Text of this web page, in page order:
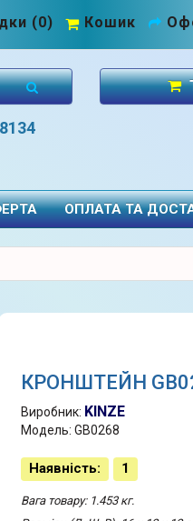
(0) Кошик
ОПЛАТА ТА
КРОНШТЕЙН
Виробник: KINZE
Модель: GB0268
Наявність: 1
Вага товару: 1.453 кг.